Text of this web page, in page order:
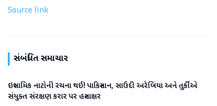
Source link
સંબંધિત સમાચાર
આંતરરાષ્ટ્રીય
ઇસ્લામિક નાટોની રચના થઈ! પાકિસ્તાન, સાઉદી અરેબિયા અને તુર્કીએ
સંયુક્ત સંરક્ષણ કરાર પર હસ્તાક્ષર